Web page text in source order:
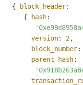
   {
block_header:
      {
hash:
version: 2,
block_number:
parent_hash: